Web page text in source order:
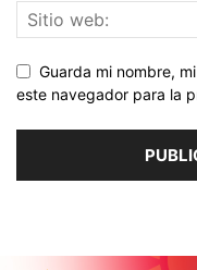
Guarda mi nombre,
este navegador para la